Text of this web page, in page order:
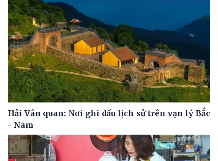
Hải Vân quan: Nơi ghi dấu lịch sử trên vạn lý Bắc
- Nam